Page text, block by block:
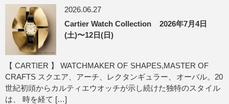
2026.06.27
Cartier Watch Collection 2026年7月4日
(土)〜12日(日)
【 CARTIER 】 WATCHMAKER OF SHAPES,MASTER OF
CRAFTS スクエア、アーチ、レクタンギュラー、オーバル。20
世紀初頭からカルティエウオッチが示し続けた独特のスタイル
は、 時を経て […]